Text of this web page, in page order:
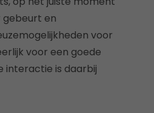
gebeurt en
voor
voor een goede
interactie is daarbij